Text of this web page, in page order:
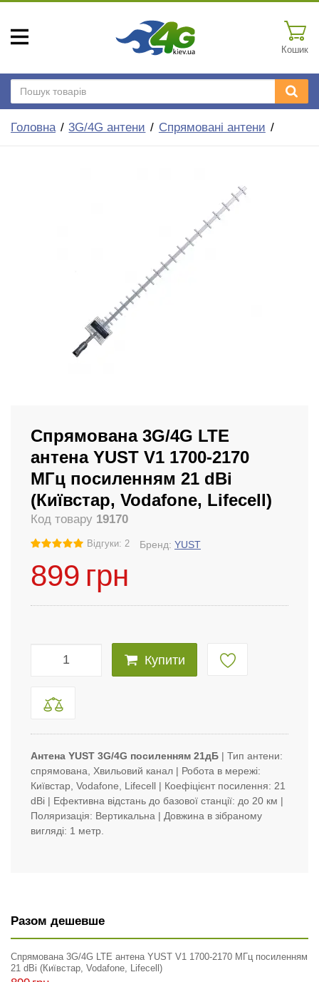
Кошик
Головна 3G/4G антени Спрямовані антени
Спрямована 3G/4G LTE
антена YUST V1 1700-2170
МГц посиленням 21 dBi
(Київстар, Vodafone, Lifecell)
Код товару 19170
Відгуки: 2 Бренд: YUST
899 грн
Купити
Антена YUST 3G/4G посиленням 21дБ | Тип антени:
спрямована, Хвильовий канал | Робота в мережі:
Київстар, Vodafone, Lifecell | Коефіцієнт посилення: 21
dBi | Ефективна відстань до базової станції: до 20 км |
Поляризація: Вертикальна | Довжина в зібраному
вигляді: 1 метр.
Разом дешевше
Спрямована 3G/4G LTE антена YUST V1 1700-2170 МГц посиленням
21 dBi (Київстар, Vodafone, Lifecell)